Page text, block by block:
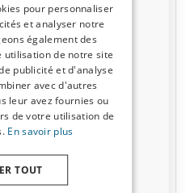
Porte-vélos de toit Yakima
HighRoad
Pour 1 vélo classiques ou 1 VTT
Pas pour les vélos électriques
€ 290,00
€ 261,00
Disponible sur stock
pour personnaliser
et analyser notre
également des
de notre site
publicité et d'analyse
avec d'autres
leur avez fournies ou
de votre utilisation de
En savoir plus
TOUT
de 5 % ?
à notre
! Votre code promo est